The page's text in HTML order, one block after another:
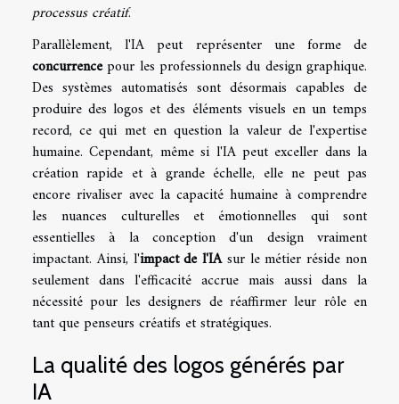
processus créatif.
Parallèlement, l'IA peut représenter une forme de
concurrencepour les professionnels du design graphique.
Des systèmes automatisés sont désormais capables de
produire des logos et des éléments visuels en un temps
record, ce qui met en question la valeur de l'expertise
humaine. Cependant, même si l'IA peut exceller dans la
création rapide et à grande échelle, elle ne peut pas
encore rivaliser avec la capacité humaine à comprendre
les nuances culturelles et émotionnelles qui sont
essentielles à la conception d'un design vraiment
impactant. Ainsi, l'impact de l'IAsur le métier réside non
seulement dans l'efficacité accrue mais aussi dans la
nécessité pour les designers de réaffirmer leur rôle en
tant que penseurs créatifs et stratégiques.
La qualité des logos générés par
IA